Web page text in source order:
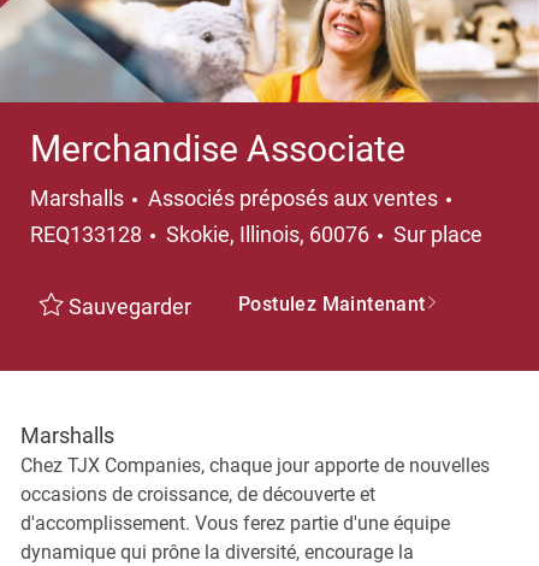
Merchandise Associate
Marshalls Catégorie
Associés préposés aux ventes
REQ133128
Emplacement
Skokie, Illinois, 60076 Sur place
Sauvegarder Postulez Maintenant
Marshalls
Chez TJX Companies, chaque jour apporte de nouvelles
occasions de croissance, de découverte et
d'accomplissement. Vous ferez partie d'une équipe
dynamique qui prône la diversité, encourage la